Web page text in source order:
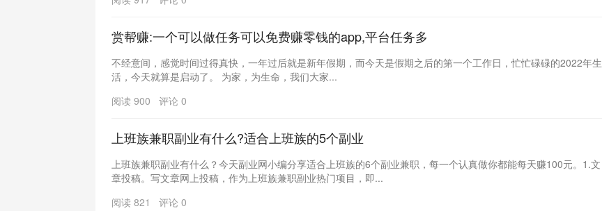
赏帮赚:一个可以做任务可以免费赚零钱的app,平台任务多
不经意间，感觉时间过得真快，一年过后就是新年假期，而今天是假期之后的第一个工作日，忙忙碌碌的2022年生
活，今天就算是启动了。 为家，为生命，我们大家...
阅读 900 评论 0
上班族兼职副业有什么?适合上班族的5个副业
上班族兼职副业有什么？今天副业网小编分享适合上班族的6个副业兼职，每一个认真做你都能每天赚100元。1.文
章投稿。写文章网上投稿，作为上班族兼职副业热门项目，即...
阅读 821 评论 0